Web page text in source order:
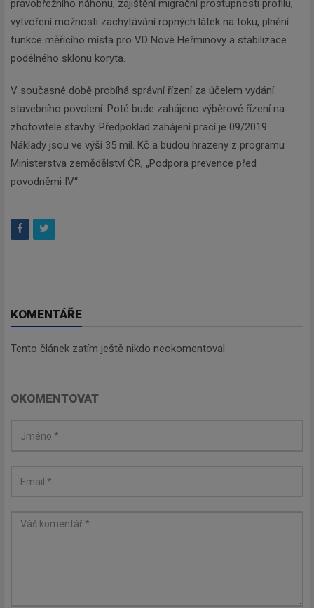
pravobřežního náhonu, zajištění migrační prostupnosti profilu,
vytvoření možnosti zachytávání ropných látek na toku, plnění
funkce měřícího místa pro VD Nové Heřminovy a stabilizace
podélného sklonu koryta.
V současné době probíhá správní řízení za účelem vydání
stavebního povolení. Poté bude zahájeno výběrové řízení na
zhotovitele stavby. Předpoklad zahájení prací je 09/2019.
Náklady jsou ve výši 35 mil. Kč a budou hrazeny z programu
Ministerstva zemědělství ČR, „Podpora prevence před
povodněmi IV“.
KOMENTÁŘE
Tento článek zatím ještě nikdo neokomentoval.
OKOMENTOVAT